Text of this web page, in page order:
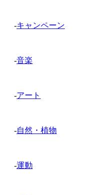
-キャンペーン
-音楽
-アート
-自然・植物
-運動